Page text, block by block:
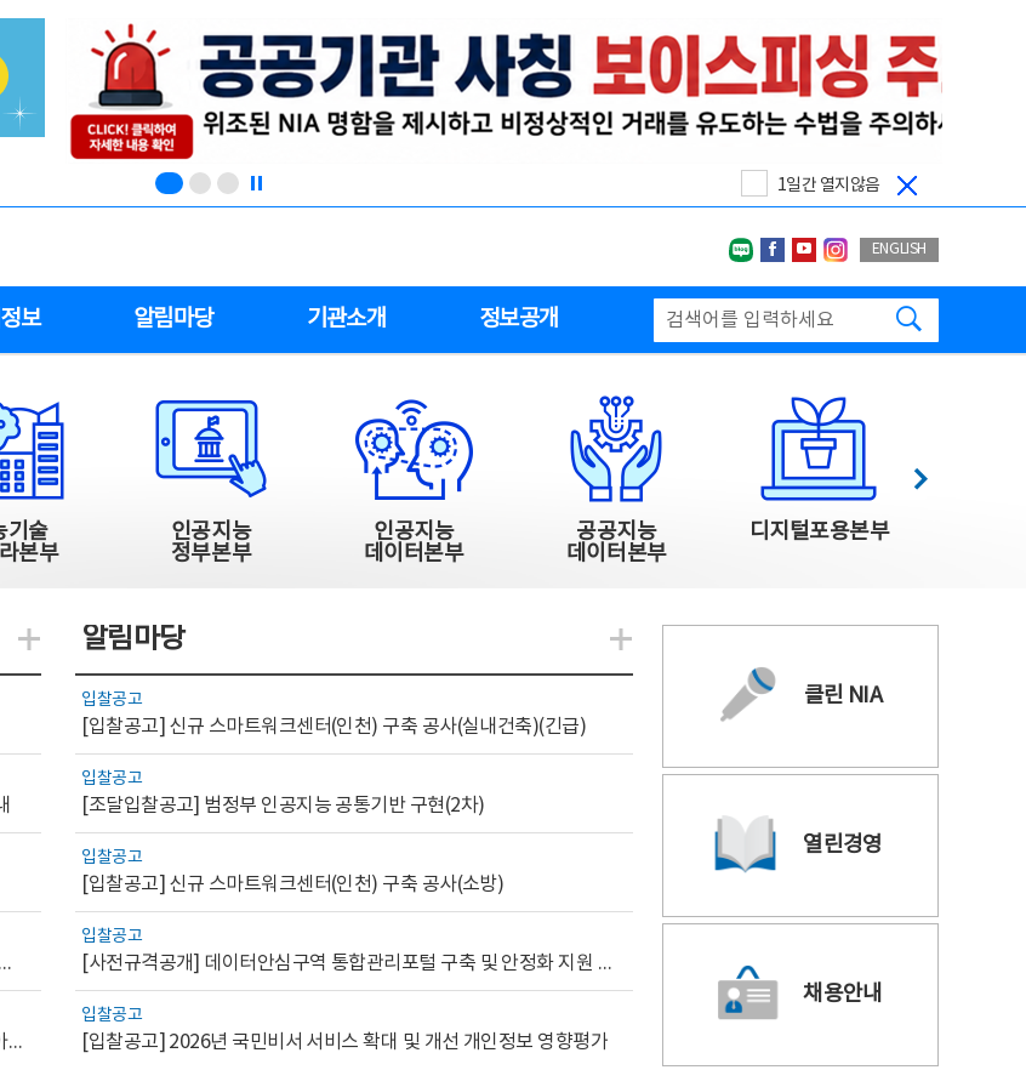
1일간 열지않음
네이버블로그
페이스북
유투브인스타그랩
ENGLISH
보 알림마당 기관소개 정보공개
기술
본부
인공지능
정부본부
인공지능
데이터본부
공공지능
데이터본부
디지털포용본부
다음
[AI.GOV 이슈리포트 2026-1호]공공부문 AI 통제를 위한 사람 감독의 해외 사례 분석 및 시사점
[디지털서비스 이슈리포트2026-7] 워크플로우를 가진 SaaS만 살아남는다
지식관련 더보기
알림마당
입찰공고
[입찰공고] 신규 스마트워크센터(인천) 구축 공사(실내건축)(긴급)
입찰공고
[조달입찰공고] 범정부 인공지능 공통기반 구현(2차)
입찰공고
[입찰공고] 신규 스마트워크센터(인천) 구축 공사(소방)
입찰공고
[사전규격공개] 데이터안심구역 통합관리포털 구축 및 안정화 지원 사업 위탁감리
입찰공고
[입찰공고] 2026년 국민비서 서비스 확대 및 개선 개인정보 영향평가
알림관련 더보기
클린 NIA
열린경영
채용안내